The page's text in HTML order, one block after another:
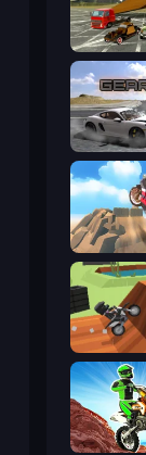
Evolution
Gearshift
Cartoon
Blocky
Dirt Bike